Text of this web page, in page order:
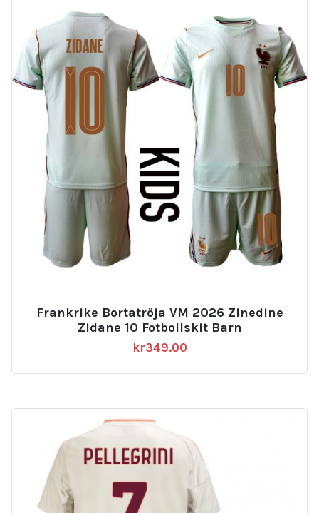
Frankrike Bortatröja VM 2026 Zinedine
Zidane 10 Fotbollskit Barn
kr349.00